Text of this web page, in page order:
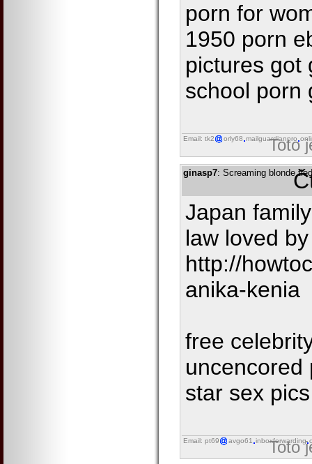
porn for
1950 porn
pictures got
school porn
Email: tk2 orly68 mailguardianpro
Toto
ginasp7: Screaming blonde
Japan
law loved
http://
anika-kenia
free
uncencored
star sex
Email: pt69 avgo61 inboxforwarding
Toto